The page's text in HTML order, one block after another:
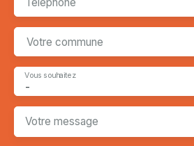
Votre commune
-
Vous souhaitez
Votre message